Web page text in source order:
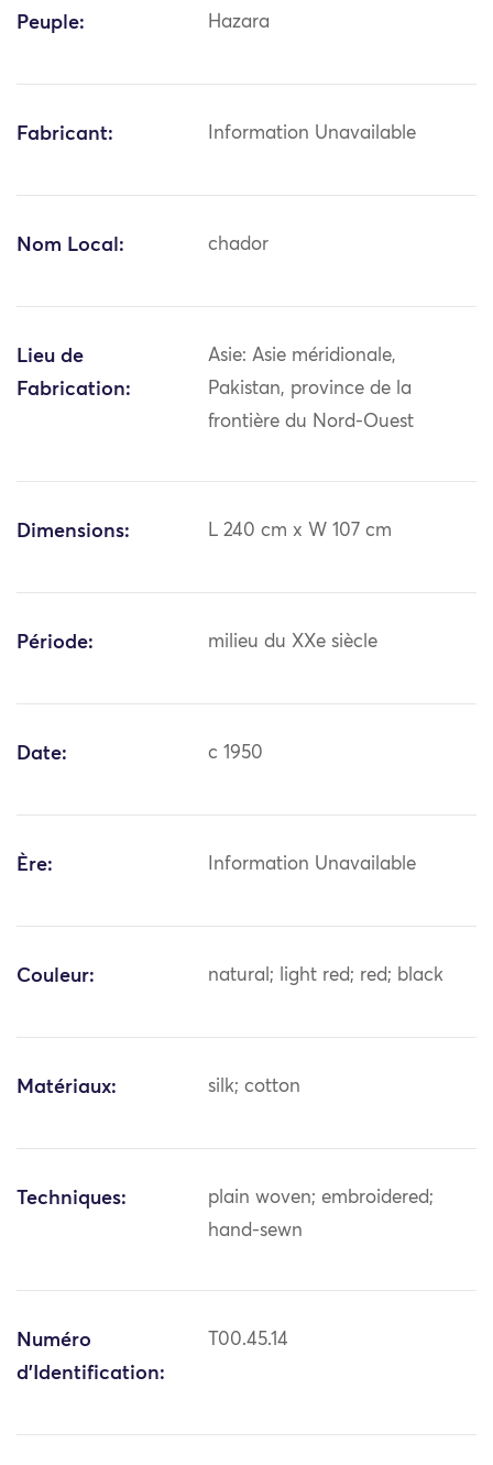
Peuple: Hazara
Fabricant: Information Unavailable
Nom Local: chador
Lieu de
Fabrication:
Asie: Asie méridionale,
Pakistan, province de la
frontière du Nord-Ouest
Dimensions: L 240 cm x W 107 cm
Période: milieu du XXe siècle
Date: c 1950
Ère: Information Unavailable
Couleur: natural; light red; red; black
Matériaux: silk; cotton
Techniques:
plain woven; embroidered;
hand-sewn
Numéro
d'Identification:
T00.45.14